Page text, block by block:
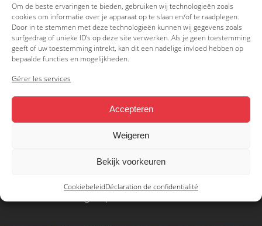
Om de beste ervaringen te bieden, gebruiken wij technologieën zoals
cookies om informatie over je apparaat op te slaan en/of te raadplegen.
Door in te stemmen met deze technologieën kunnen wij gegevens zoals
surfgedrag of unieke ID's op deze site verwerken. Als je geen toestemming
geeft of uw toestemming intrekt, kan dit een nadelige invloed hebben op
bepaalde functies en mogelijkheden.
Gérer les services
Accepteren
Weigeren
Bekijk voorkeuren
CookiebeleidDéclaration de confidentialité